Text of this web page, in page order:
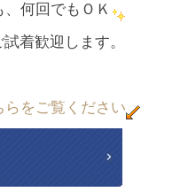
何回でもＯＫ
着歓迎します。
らをご覧ください